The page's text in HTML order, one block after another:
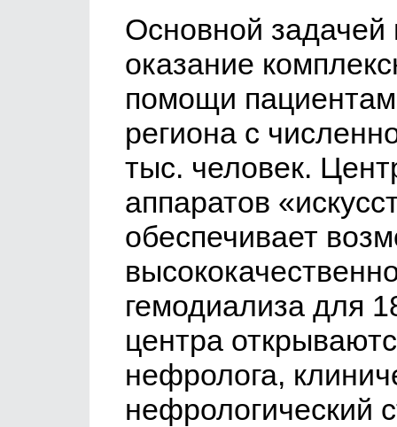
Основной задачей
оказание
помощи
региона с
тыс. человек.
аппаратов
обеспечивает
гемодиализа для
центра
нефролога,
нефрологический